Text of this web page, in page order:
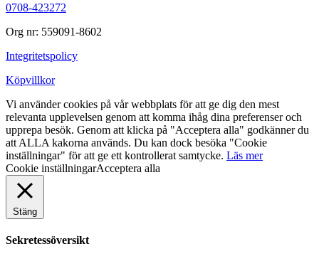
0708-423272
Org nr: 559091-8602
Integritetspolicy
Köpvillkor
Vi använder cookies på vår webbplats för att ge dig den mest
relevanta upplevelsen genom att komma ihåg dina preferenser och
upprepa besök. Genom att klicka på "Acceptera alla" godkänner du
att ALLA kakorna används. Du kan dock besöka "Cookie
inställningar" för att ge ett kontrollerat samtycke. Läs mer
Cookie inställningarAcceptera alla
Stäng
Sekretessöversikt